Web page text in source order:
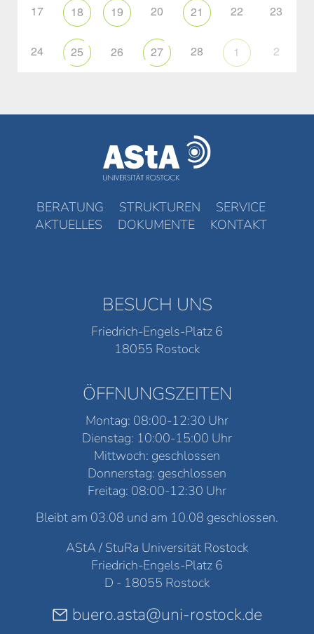
17 18 19 20 21 22 23
24 25 26 27 28 1 2
BERATUNG STRUKTUREN
SERVICE
AKTUELLES
DOKUMENTE KONTAKT
BESUCH UNS
Friedrich-Engels-Platz 6
18055 Rostock
ÖFFNUNGSZEITEN
Montag: 08:00-12:30 Uhr
Dienstag: 10:00-15:00 Uhr
Mittwoch: geschlossen
Donnerstag: geschlossen
Freitag: 08:00-12:30 Uhr
Bleibt am 03.08 und am 10.08 geschlossen.
AStA / StuRa Universität Rostock
Friedrich-Engels-Platz 6
D - 18055 Rostock
buero.asta@uni-rostock.de